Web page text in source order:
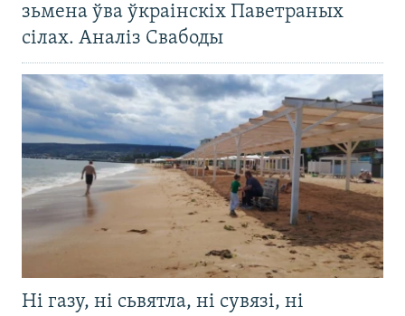
зьмена ўва ўкраінскіх Паветраных
сілах. Аналіз Свабоды
Ні газу, ні сьвятла, ні сувязі, ні